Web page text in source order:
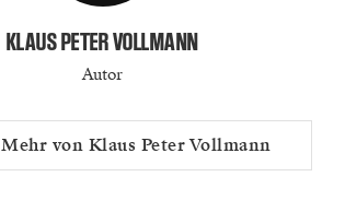
KLAUS PETER VOLLMANN
Autor
Mehr von Klaus Peter Vollmann